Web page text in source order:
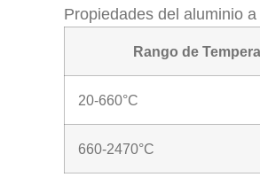
Propiedades del aluminio
Rango de
20-660°C
660-2470°C